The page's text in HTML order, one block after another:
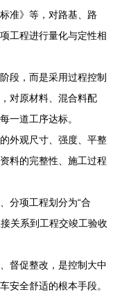
准》等，对路基、路
工程进行量化与定性相
段，而是采用过程控制
对原材料、混合料配
一道工序达标。
外观尺寸、强度、平整
料的完整性、施工过程
分项工程划分为“合
关系到工程交竣工验收
督促整改，是控制大中
安全舒适的根本手段。